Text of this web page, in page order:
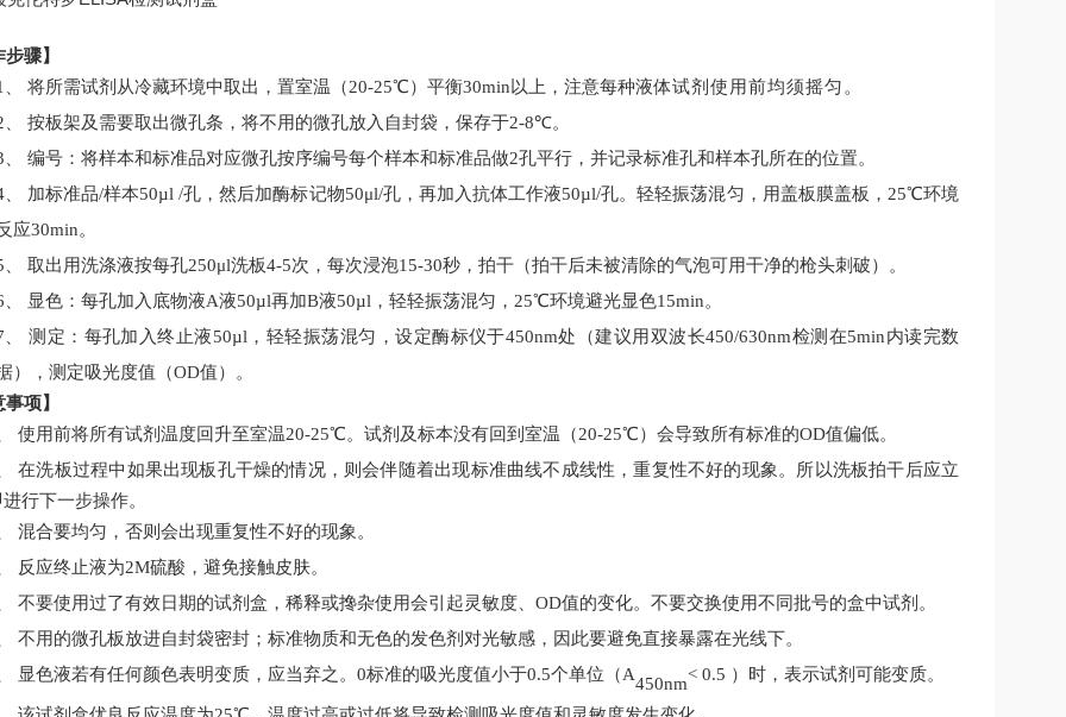
步骤】
、 将所需试剂从冷藏环境中取出，置室温（20-25℃）平衡30min以上 ， 注意每种液体试剂使用前均须摇匀。
、 按板架及需要取出微孔条，将不用的微孔放入自封袋，保存于2-8℃。
、 编号：将样本和标准品对应微孔按序编号每个样本和标准品做2孔平行，并记录标准孔和样本孔所在的位置。
、 加标准品/样本50µl /孔 ，然后加酶标记物50μl/孔，再加入抗体工作液50µl/孔。轻轻振荡混匀，用盖板膜盖板， 25℃环境
应30min。
、 取出用洗涤液按每孔250μl洗板4-5次，每次浸泡15-30秒，拍干（拍干后未被清除的气泡可用干净的枪头刺破）。
、
显色：每孔加入底物液A液50µl再加B液50µl ，轻轻振荡混匀， 25℃环境避光显色15min。
、测定：每孔加入终止液50µl ，轻轻振荡混匀，设定酶标仪于450nm处（建议用双波长450/630nm检测在5min内读完数
），测定吸光度值（OD值）。
项】
使用前将所有试剂温度回升至室温20-25℃。试剂及标本没有回到室温（20-25℃）会导致所有标准的OD值偏低。
在洗板过程中如果出现板孔干燥的情况，则会伴随着出现标准曲线不成线性，重复性不好的现象。所以洗板拍干后应立
行下一步操作。
混合要均匀，否则会出现重复性不好的现象。
反应终止液为2M硫酸，避免接触皮肤。
不要使用过了有效日期的试剂盒，稀释或搀杂使用会引起灵敏度、 OD值的变化。不要交换使用不同批号的盒中试剂。
不用的微孔板放进自封袋密封；标准物质和无色的发色剂对光敏感，因此要避免直接暴露在光线下。
显色液若有任何颜色表明变质，应当弃之。 0标准的吸光度值小于0.5个单位（A450nm< 0.5 ）时，表示试剂可能变质。